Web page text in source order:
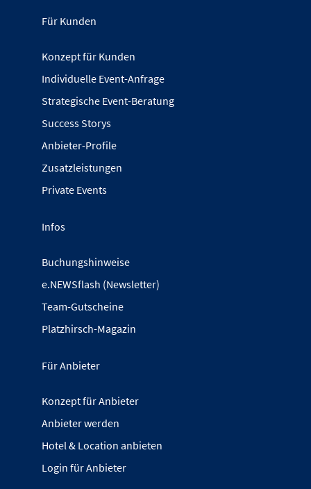
Für Kunden
Konzept für Kunden
Individuelle Event-Anfrage
Strategische Event-Beratung
Success Storys
Anbieter-Profile
Zusatzleistungen
Private Events
Infos
Buchungshinweise
e.NEWSflash (Newsletter)
Team-Gutscheine
Platzhirsch-Magazin
Für Anbieter
Konzept für Anbieter
Anbieter werden
Hotel & Location anbieten
Login für Anbieter